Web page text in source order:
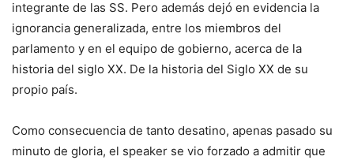
integrante de las SS. Pero además dejó en evidencia la
ignorancia generalizada, entre los miembros del
parlamento y en el equipo de gobierno, acerca de la
historia del siglo XX. De la historia del Siglo XX de su
propio país.
Como consecuencia de tanto desatino, apenas pasado su
minuto de gloria, el speaker se vio forzado a admitir que